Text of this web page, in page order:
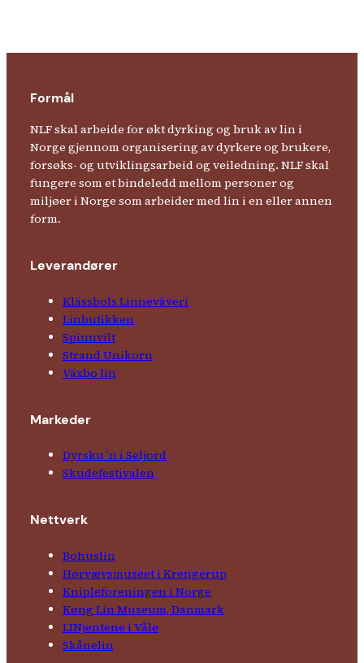
Formål
NLF skal arbeide for økt dyrking og bruk av lin i
Norge gjennom organisering av dyrkere og brukere,
forsøks- og utviklingsarbeid og veiledning. NLF skal
fungere som et bindeledd mellom personer og
miljøer i Norge som arbeider med lin i en eller annen
form.
Leverandører
Klässbols Linne­väveri
Linbutikken
Spinnvilt
Strand Unikorn
Växbo lin
Markeder
Dyrsku´n i Seljord
Skude­fes­tivalen
Nettverk
Bohuslin
Hørvævs­museet i Krengerup
Kniple­foreningen i Norge
Køng Lin Museum, Danmark
LINjentene i Våle
Skånelin